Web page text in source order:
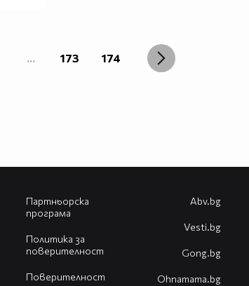
... 173 174
Партньорска
програма
Политика за
поверителност
Поверителност
Abv.bg
Vesti.bg
Gong.bg
Оhnamama.bg